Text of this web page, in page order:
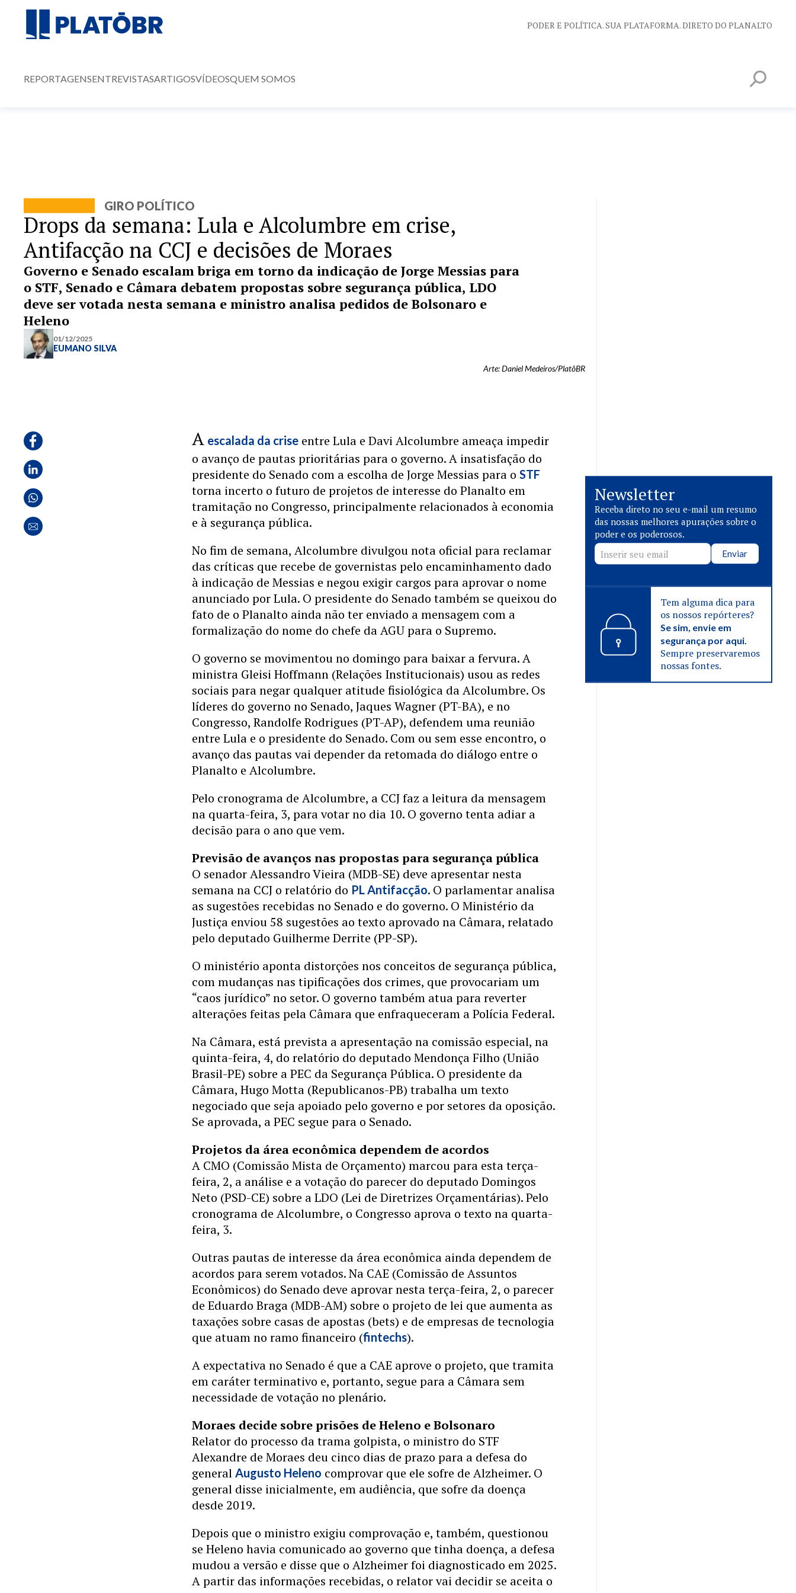
PODER E POLÍTICA. SUA PLATAFORMA. DIRETO DO PLANALTO
REPORTAGENSENTREVISTASARTIGOSVÍDEOSQUEM SOMOS
GIRO POLÍTICO
Drops da semana: Lula e Alcolumbre em crise,
Antifacção na CCJ e decisões de Moraes
Governo e Senado escalam briga em torno da indicação de Jorge Messias para
o STF, Senado e Câmara debatem propostas sobre segurança pública, LDO
deve ser votada nesta semana e ministro analisa pedidos de Bolsonaro e
Heleno
01/12/2025
EUMANO SILVA
Arte: Daniel Medeiros/PlatôBR
A escalada da crise entre Lula e Davi Alcolumbre ameaça impedir
o avanço de pautas prioritárias para o governo. A insatisfação do
presidente do Senado com a escolha de Jorge Messias para oSTF
torna incerto o futuro de projetos de interesse do Planalto em
tramitação no Congresso, principalmente relacionados à economia
e à segurança pública.
No fim de semana, Alcolumbre divulgou nota oficial para reclamar
das críticas que recebe de governistas pelo encaminhamento dado
à indicação de Messias e negou exigir cargos para aprovar o nome
anunciado por Lula. O presidente do Senado também se queixou do
fato de o Planalto ainda não ter enviado a mensagem com a
formalização do nome do chefe da AGU para o Supremo.
O governo se movimentou no domingo para baixar a fervura. A
ministra Gleisi Hoffmann (Relações Institucionais) usou as redes
sociais para negar qualquer atitude fisiológica da Alcolumbre. Os
líderes do governo no Senado, Jaques Wagner (PT-BA), e no
Congresso, Randolfe Rodrigues (PT-AP), defendem uma reunião
entre Lula e o presidente do Senado. Com ou sem esse encontro, o
avanço das pautas vai depender da retomada do diálogo entre o
Planalto e Alcolumbre.
Pelo cronograma de Alcolumbre, a CCJ faz a leitura da mensagem
na quarta-feira, 3, para votar no dia 10. O governo tenta adiar a
decisão para o ano que vem.
Previsão de avanços nas propostas para segurança pública
O senador Alessandro Vieira (MDB-SE) deve apresentar nesta
semana na CCJ o relatório do PL Antifacção. O parlamentar analisa
as sugestões recebidas no Senado e do governo. O Ministério da
Justiça enviou 58 sugestões ao texto aprovado na Câmara, relatado
pelo deputado Guilherme Derrite (PP-SP).
O ministério aponta distorções nos conceitos de segurança pública,
com mudanças nas tipificações dos crimes, que provocariam um
“caos jurídico” no setor. O governo também atua para reverter
alterações feitas pela Câmara que enfraqueceram a Polícia Federal.
Na Câmara, está prevista a apresentação na comissão especial, na
quinta-feira, 4, do relatório do deputado Mendonça Filho (União
Brasil-PE) sobre a PEC da Segurança Pública. O presidente da
Câmara, Hugo Motta (Republicanos-PB) trabalha um texto
negociado que seja apoiado pelo governo e por setores da oposição.
Se aprovada, a PEC segue para o Senado.
Projetos da área econômica dependem de acordos
A CMO (Comissão Mista de Orçamento) marcou para esta terça-
feira, 2, a análise e a votação do parecer do deputado Domingos
Neto (PSD-CE) sobre a LDO (Lei de Diretrizes Orçamentárias). Pelo
cronograma de Alcolumbre, o Congresso aprova o texto na quarta-
feira, 3.
Outras pautas de interesse da área econômica ainda dependem de
acordos para serem votados. Na CAE (Comissão de Assuntos
Econômicos) do Senado deve aprovar nesta terça-feira, 2, o parecer
de Eduardo Braga (MDB-AM) sobre o projeto de lei que aumenta as
taxações sobre casas de apostas (bets) e de empresas de tecnologia
que atuam no ramo financeiro (fintechs).
A expectativa no Senado é que a CAE aprove o projeto, que tramita
em caráter terminativo e, portanto, segue para a Câmara sem
necessidade de votação no plenário.
Moraes decide sobre prisões de Heleno e Bolsonaro
Relator do processo da trama golpista, o ministro do STF
Alexandre de Moraes deu cinco dias de prazo para a defesa do
generalAugusto Heleno comprovar que ele sofre de Alzheimer. O
general disse inicialmente, em audiência, que sofre da doença
desde 2019.
Depois que o ministro exigiu comprovação e, também, questionou
se Heleno havia comunicado ao governo que tinha doença, a defesa
mudou a versão e disse que o Alzheimer foi diagnosticado em 2025.
A partir das informações recebidas, o relator vai decidir se aceita o
Newsletter
Receba direto no seu e-mail um resumo
das nossas melhores apurações sobre o
poder e os poderosos.
Enviar
Tem alguma dica para
os nossos repórteres?
Se sim, envie em
segurança por aqui.
Sempre preservaremos
nossas fontes.